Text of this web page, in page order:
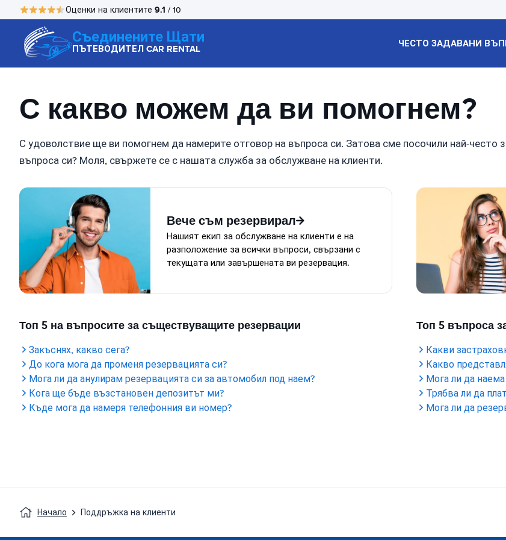
Оценки на клиентите 9.1 / 10
Съединените Щати
ПЪТЕВОДИТЕЛ CAR RENTAL ЧЕСТО ЗАДАВАНИ
С какво можем да ви помогнем?
С удоволствие ще ви помогнем да намерите отговор на въпроса си. Затова сме посочили най-
въпроса си? Моля, свържете се с нашата служба за обслужване на клиенти.
Вече съм резервирал
Нашият екип за обслужване на клиенти е на
разположение за всички въпроси, свързани с
текущата или завършената ви резервация.
Топ 5 на въпросите за съществуващите резервации
Закъснях, какво сега?
До кога мога да променя резервацията си?
Мога ли да анулирам резервацията си за автомобил под наем?
Кога ще бъде възстановен депозитът ми?
Къде мога да намеря телефонния ви номер?
Топ 5 въпроса
Какви
Какво
Мога ли да
Трябва ли да
Мога ли да
Начало Поддръжка на клиенти